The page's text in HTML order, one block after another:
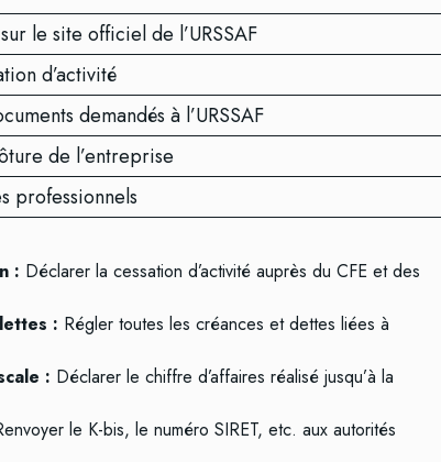
le site officiel de l’URSSAF
d’activité
demandés à l’URSSAF
de l’entreprise
professionnels
: Déclarer la cessation d’activité auprès du CFE et des
: Régler toutes les créances et dettes liées à
: Déclarer le chiffre d’affaires réalisé jusqu’à la
le K-bis, le numéro SIRET, etc. aux autorités